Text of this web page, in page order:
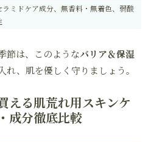
ラミドケア成分、無香料・無着色、弱酸
節は、このようなバリア＆保湿
れ、肌を優しく守りましょう。
える肌荒れ用スキンケ
成分徹底比較